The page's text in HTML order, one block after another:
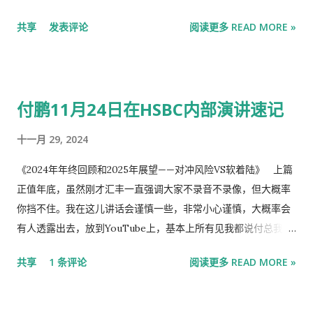
的作用可能会加速衰退，因为特朗普政府破坏了外界对美国作为
Holdings 250% 219% 34.6 20.5 107% 戴尔 243% 9% 21.2 11.1
50% 泰瑞达 150% 54% 56.4 36.7 63% KLA 148% 93% 58.7
Holdings 133% 339% 47.6 50.2 145% Generac Holdings
115%...
此次干预行动。 缺乏协调凸显了近30年来华盛顿和东京首次联合
例的史无前例的违反。 自第二次世界大战以来，西方各国央行和
融时报》，华盛顿通过纽约联邦储备银行代表美国财政部进行的
欧元抛售“非常引人注目”且“令人遗憾”。 他们补充说：“这种情况
以前从未发生过”，并表示，西方中央银行之间数十年来促进金融
稳定和经济增长的密切合作可能受到了威胁。 美国财政部发言人
时，并未与外国当局协调有关储备分配的决定。 发言人表示：
共享 发表评论 阅读更多 READ MORE »
付鹏11月24日在HSBC内部演讲速记
十一月 29, 2024
《2024年年终回顾和2025年展望——对冲风险VS软着陆》 上篇
正值年底，虽然刚才汇丰一直强调大家不录音不录像，但大概率
你挡不住。我在这儿讲话会谨慎一些，非常小心谨慎，大概率会
有人透露出去，放到YouTube上，基本上所有见我都说付总我在
不少。 今天和大家分享的内容基本上都是官方的，回顾会多一
共享 1 条评论 阅读更多 READ MORE »